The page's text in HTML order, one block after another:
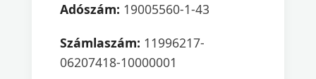
Adószám: 19005560-1-43
Számlaszám: 11996217-
06207418-10000001